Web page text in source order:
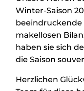
Winter-Saison
beeindruckende
makellosen
haben sie sich
die Saison
Herzlichen